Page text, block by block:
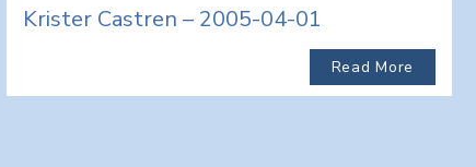
Krister Castren – 2005-04-01
Read More